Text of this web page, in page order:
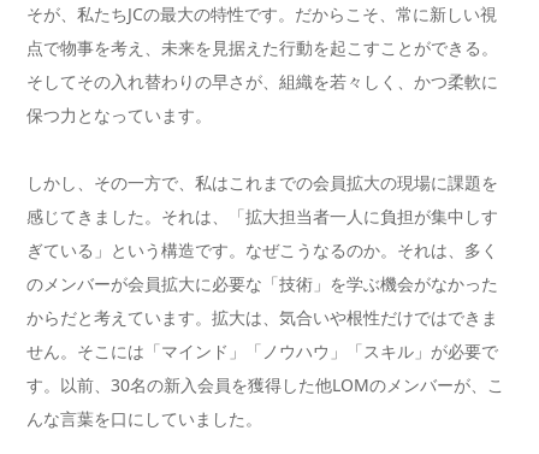
そが、私たちJCの最大の特性です。だからこそ、常に新しい視
点で物事を考え、未来を見据えた行動を起こすことができる。
そしてその入れ替わりの早さが、組織を若々しく、かつ柔軟に
保つ力となっています。
しかし、その一方で、私はこれまでの会員拡大の現場に課題を
感じてきました。それは、「拡大担当者一人に負担が集中しす
ぎている」という構造です。なぜこうなるのか。それは、多く
のメンバーが会員拡大に必要な「技術」を学ぶ機会がなかった
からだと考えています。拡大は、気合いや根性だけではできま
せん。そこには「マインド」「ノウハウ」「スキル」が必要で
す。以前、30名の新入会員を獲得した他LOMのメンバーが、こ
んな言葉を口にしていました。